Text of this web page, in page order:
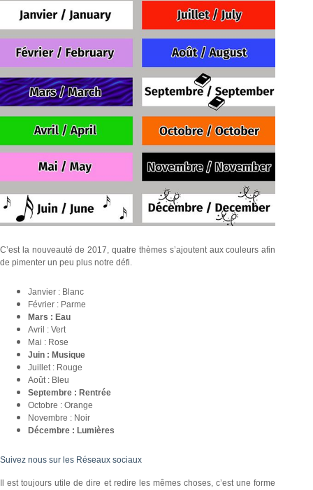
C’est la nouveauté de 2017, quatre thèmes s’ajoutent aux couleurs afin
de pimenter un peu plus notre défi.
Janvier : Blanc
Février : Parme
Mars : Eau
Avril : Vert
Mai : Rose
Juin : Musique
Juillet : Rouge
Août : Bleu
Septembre : Rentrée
Octobre : Orange
Novembre : Noir
Décembre : Lumières
Suivez nous sur les Réseaux sociaux
Il est toujours utile de dire et redire les mêmes choses, c’est une forme